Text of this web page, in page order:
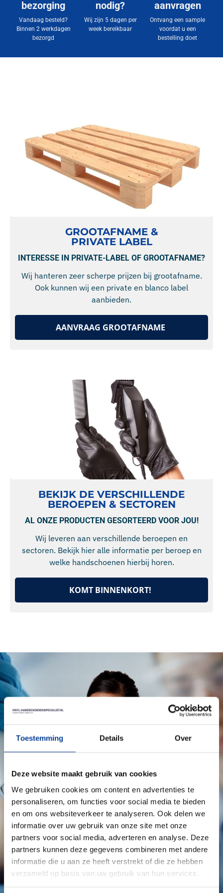
Toestemming Details Over
Deze website maakt gebruik van cookies
We gebruiken cookies om content en advertenties te
personaliseren, om functies voor social media te bieden
en om ons websiteverkeer te analyseren. Ook delen we
informatie over uw gebruik van onze site met onze
partners voor social media, adverteren en analyse. Deze
partners kunnen deze gegevens combineren met andere
informatie die u aan ze heeft verstrekt of die ze hebben
verzameld op basis van uw gebruik van hun services.
bezorging
Vandaag besteld?
Binnen 2 werkdagen
bezorgd
nodig?
Wij zijn 5 dagen per
week bereikbaar
aanvragen
Ontvang een sample
voordat u een
bestelling doet
GROOTAFNAME &
PRIVATE LABEL
INTERESSE IN PRIVATE-LABEL OF GROOTAFNAME?
Wij hanteren zeer scherpe prijzen bij grootafname.
Ook kunnen wij een private en blanco label
aanbieden.
AANVRAAG GROOTAFNAME
BEKIJK DE VERSCHILLENDE
BEROEPEN & SECTOREN
AL ONZE PRODUCTEN GESORTEERD VOOR JOU!
Wij leveren aan verschillende beroepen en
sectoren. Bekijk hier alle informatie per beroep en
welke handschoenen hierbij horen.
KOMT BINNENKORT!